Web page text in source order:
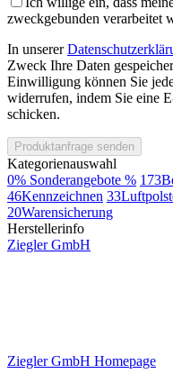
zweckgebunden verarbeitet
In unserer
Zweck Ihre Daten
Einwilligung können Sie
widerrufen, indem Sie eine
schicken.
Produktanfrage senden
Kategorienauswahl
0% Sonderangebote % 173
46Kennzeichnen 33
20Warensicherung
Herstellerinfo
Ziegler GmbH
Ziegler GmbH Homepage